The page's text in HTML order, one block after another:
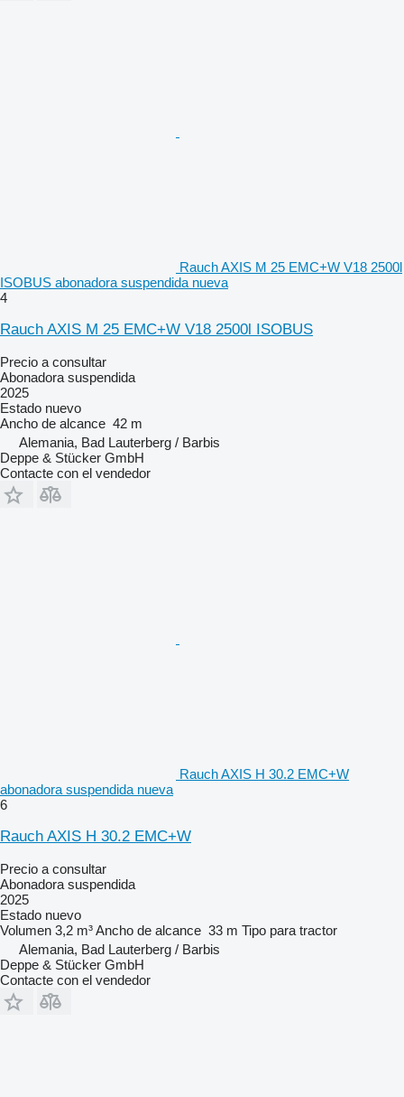
Rauch AXIS M 25 EMC+W V18 2500l
ISOBUS abonadora suspendida nueva
4
Rauch AXIS M 25 EMC+W V18 2500l ISOBUS
Precio a consultar
Abonadora suspendida
2025
Estado nuevo
Ancho de alcance 42 m
Alemania, Bad Lauterberg / Barbis
Deppe & Stücker GmbH
Contacte con el vendedor
Rauch AXIS H 30.2 EMC+W
abonadora suspendida nueva
6
Rauch AXIS H 30.2 EMC+W
Precio a consultar
Abonadora suspendida
2025
Estado nuevo
Volumen 3,2 m³Ancho de alcance 33 m Tipo para tractor
Alemania, Bad Lauterberg / Barbis
Deppe & Stücker GmbH
Contacte con el vendedor